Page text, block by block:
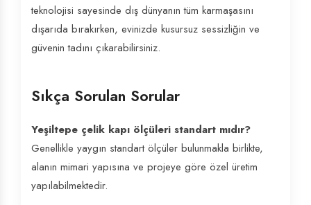
teknolojisi sayesinde dış dünyanın tüm karmaşasını
dışarıda bırakırken, evinizde kusursuz sessizliğin ve
güvenin tadını çıkarabilirsiniz.
Sıkça Sorulan Sorular
Yeşiltepe çelik kapı ölçüleri standart mıdır?
Genellikle yaygın standart ölçüler bulunmakla birlikte,
alanın mimari yapısına ve projeye göre özel üretim
yapılabilmektedir.